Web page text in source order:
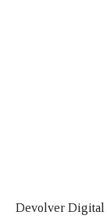
Devolver Digital